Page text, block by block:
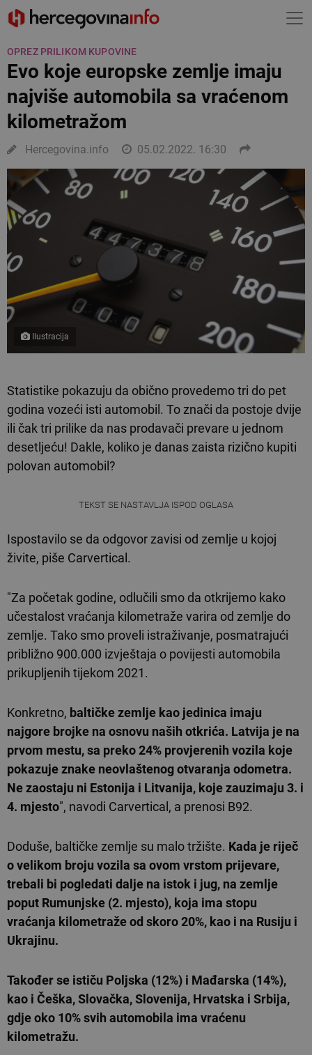
OPREZ PRILIKOM KUPOVINE
Evo koje europske zemlje imaju
najviše automobila sa vraćenom
kilometražom
Hercegovina.info 05.02.2022. 16:30
Ilustracija
Statistike pokazuju da obično provedemo tri do pet
godina vozeći isti automobil. To znači da postoje dvije
ili čak tri prilike da nas prodavači prevare u jednom
desetljeću! Dakle, koliko je danas zaista rizično kupiti
polovan automobil?
TEKST SE NASTAVLJA ISPOD OGLASA
Ispostavilo se da odgovor zavisi od zemlje u kojoj
živite, piše Carvertical.
"Za početak godine, odlučili smo da otkrijemo kako
učestalost vraćanja kilometraže varira od zemlje do
zemlje. Tako smo proveli istraživanje, posmatrajući
približno 900.000 izvještaja o povijesti automobila
prikupljenih tijekom 2021.
Konkretno, baltičke zemlje kao jedinica imaju
najgore brojke na osnovu naših otkrića. Latvija je na
prvom mestu, sa preko 24% provjerenih vozila koje
pokazuje znake neovlaštenog otvaranja odometra.
Ne zaostaju ni Estonija i Litvanija, koje zauzimaju 3. i
4. mjesto", navodi Carvertical, a prenosi B92.
Doduše, baltičke zemlje su malo tržište. Kada je riječ
o velikom broju vozila sa ovom vrstom prijevare,
trebali bi pogledati dalje na istok i jug, na zemlje
poput Rumunjske (2. mjesto), koja ima stopu
vraćanja kilometraže od skoro 20%, kao i na Rusiju i
Ukrajinu.
Također se ističu Poljska (12%) i Mađarska (14%),
kao i Češka, Slovačka, Slovenija, Hrvatska i Srbija,
gdje oko 10% svih automobila ima vraćenu
kilometražu.